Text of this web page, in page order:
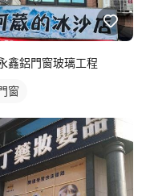
鑫鋁門窗玻璃工程
窗